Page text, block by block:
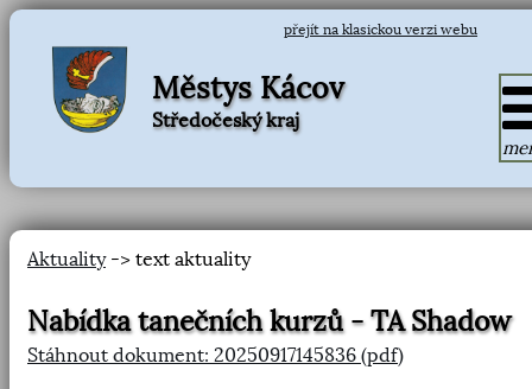
přejít na klasickou verzi webu
Městys Kácov
Středočeský kraj
Aktuality-> text aktuality
Nabídka tanečních kurzů - TA Shadow
Stáhnout dokument: 20250917145836 (pdf)